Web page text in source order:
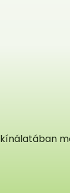
kínálatában